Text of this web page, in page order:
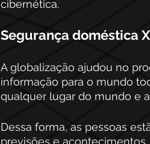
cibernética.
Segurança doméstica
A globalização ajudou no
informação para o mundo
qualquer lugar do mundo e
Dessa forma, as pessoas
previsões e